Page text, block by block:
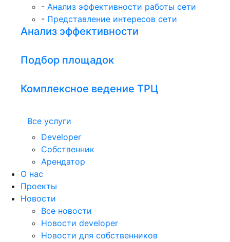
- Анализ эффективности работы сети
- Представление интересов сети
Анализ эффективности
Подбор площадок
Комплексное ведение ТРЦ
Все услуги
Developer
Собственник
Арендатор
О нас
Проекты
Новости
Все новости
Новости developer
Новости для собственников